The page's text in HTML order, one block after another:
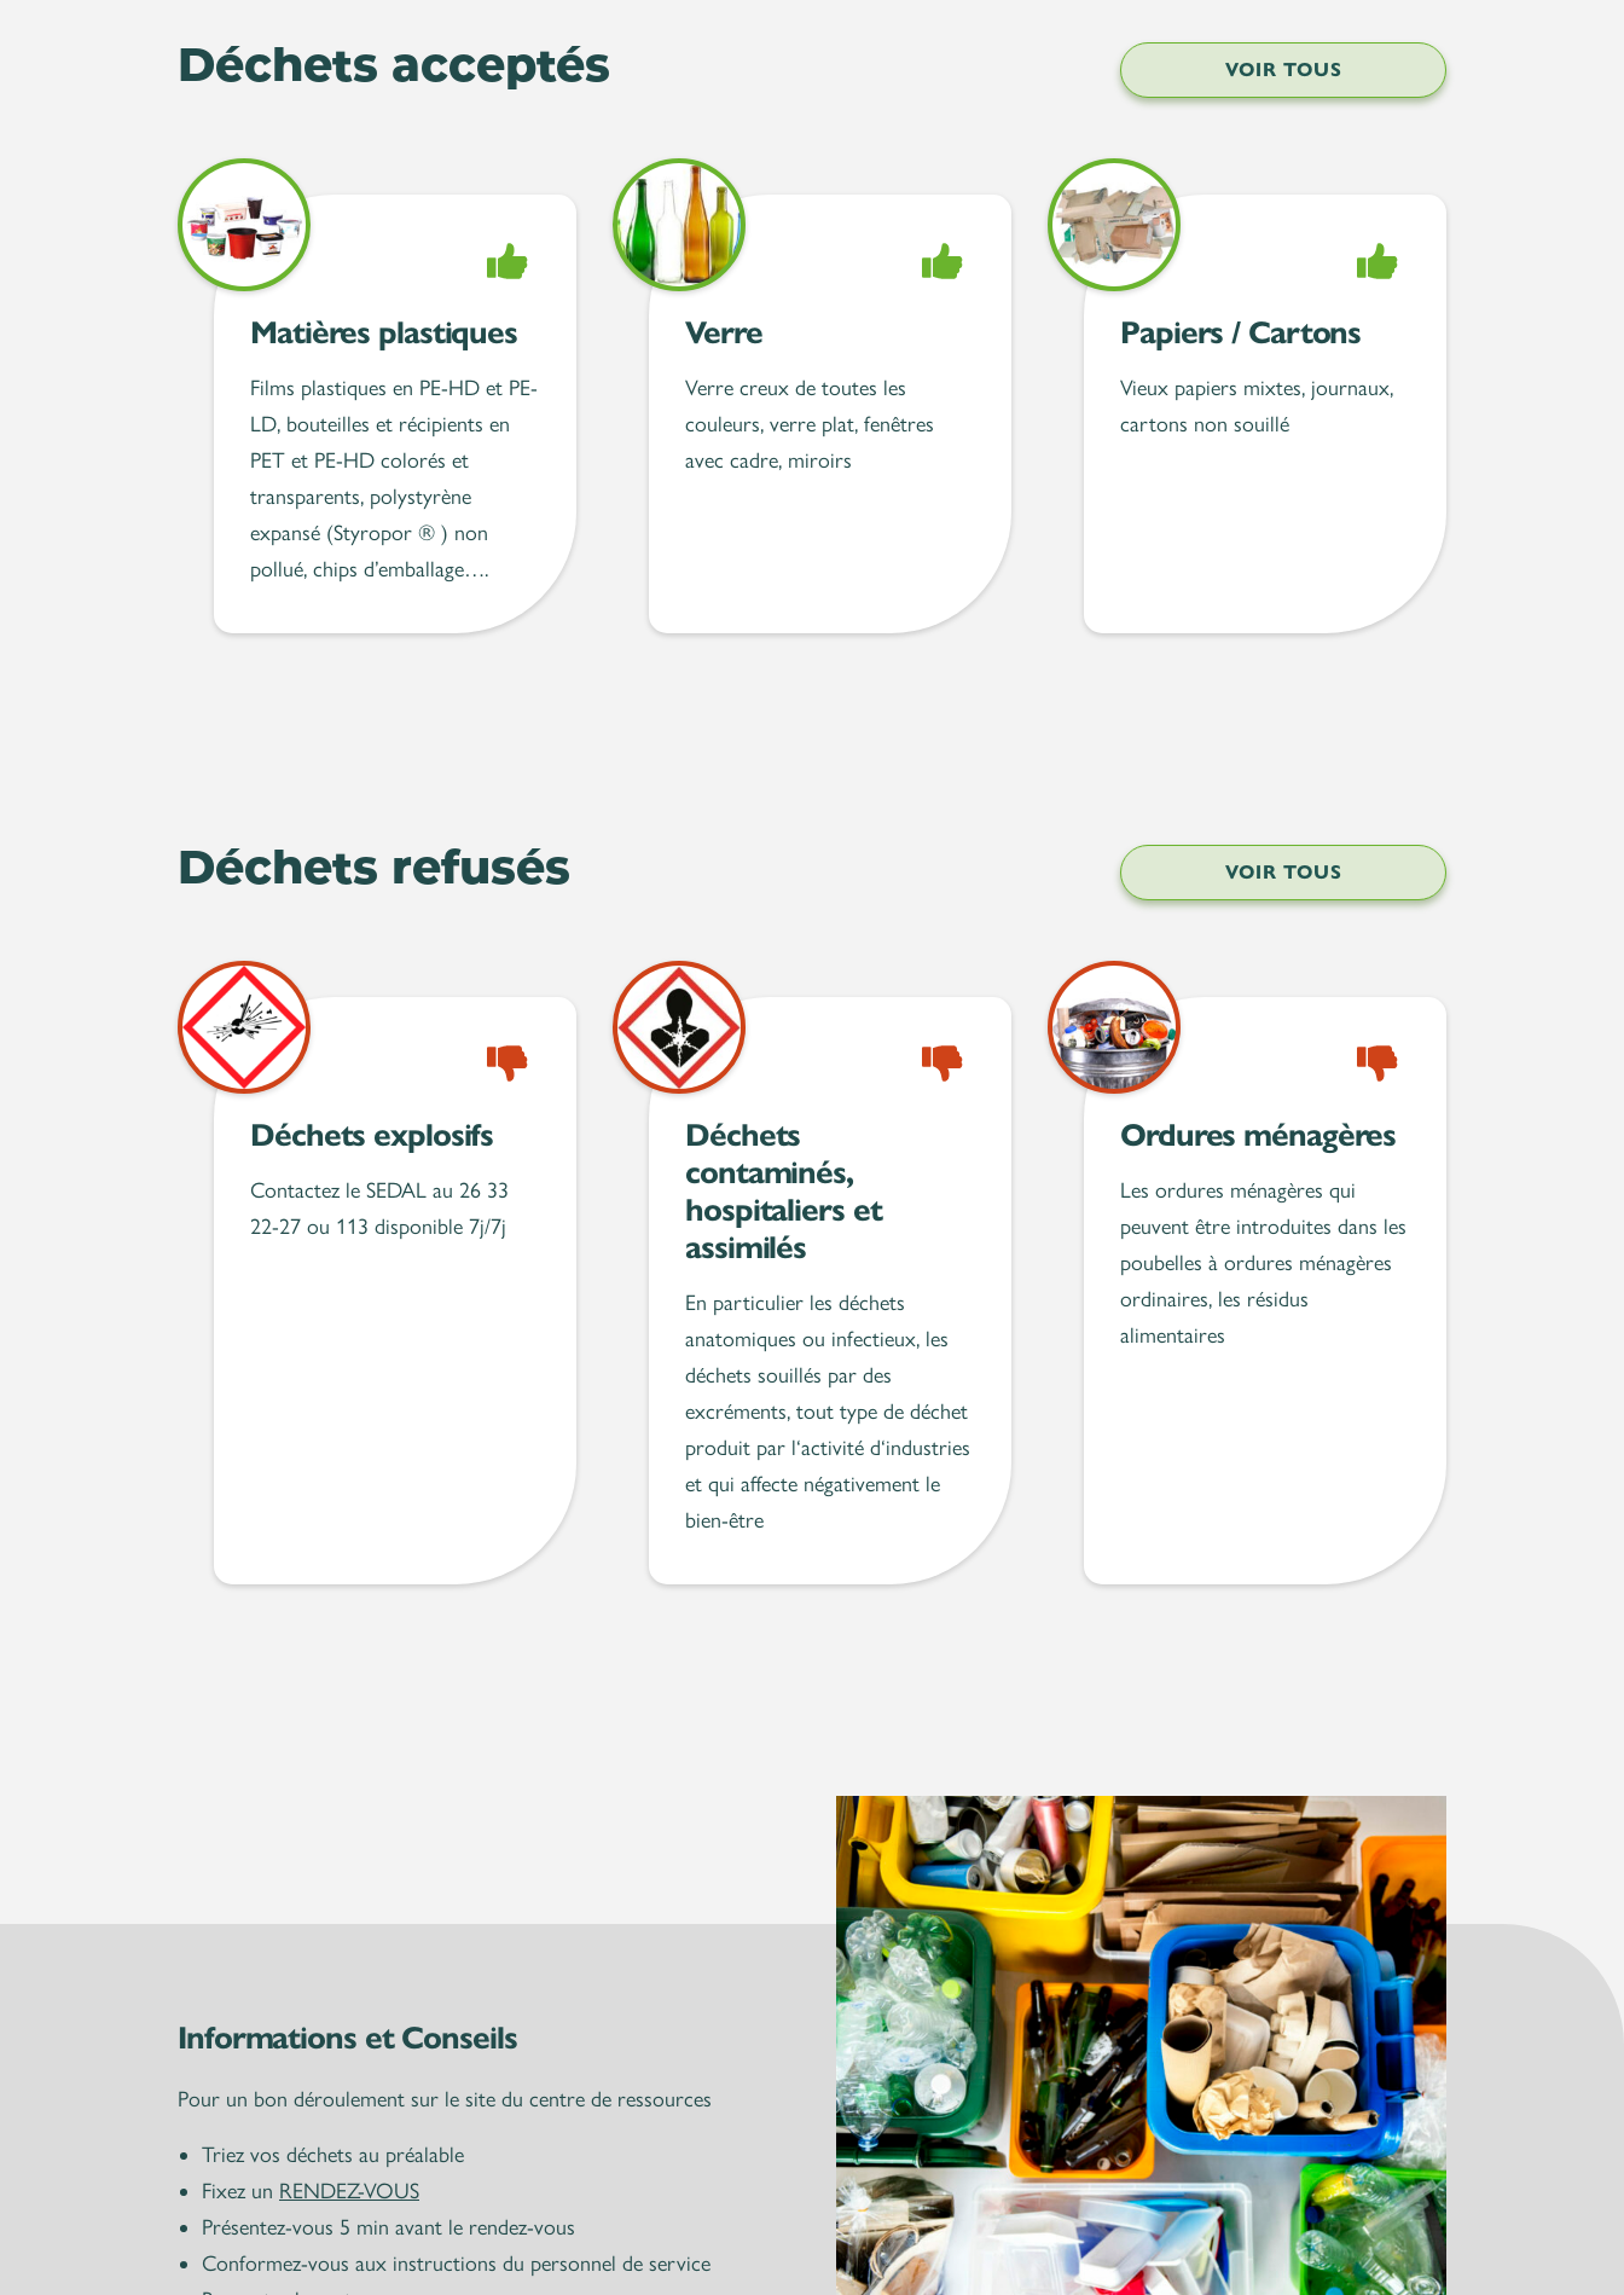
Déchets acceptés VOIR TOUS
Matières plastiques
Films plastiques en PE-HD et PE-
LD, bouteilles et récipients en
PET et PE-HD colorés et
transparents, polystyrène
expansé (Styropor ® ) non
pollué, chips d’emballage….
Verre
Verre creux de toutes les
couleurs, verre plat, fenêtres
avec cadre, miroirs
Papiers / Cartons
Vieux papiers mixtes, journaux,
cartons non souillé
Déchets refusés VOIR TOUS
Déchets explosifs
Contactez le SEDAL au 26 33
22-27 ou 113 disponible 7j/7j
Déchets
contaminés,
hospitaliers et
assimilés
En particulier les déchets
anatomiques ou infectieux, les
déchets souillés par des
excréments, tout type de déchet
produit par l‘activité d‘industries
et qui affecte négativement le
bien-être
Ordures ménagères
Les ordures ménagères qui
peuvent être introduites dans les
poubelles à ordures ménagères
ordinaires, les résidus
alimentaires
Informations et Conseils
Pour un bon déroulement sur le site du centre de ressources
Triez vos déchets au préalable
Fixez un RENDEZ-VOUS
Présentez-vous 5 min avant le rendez-vous
Conformez-vous aux instructions du personnel de service